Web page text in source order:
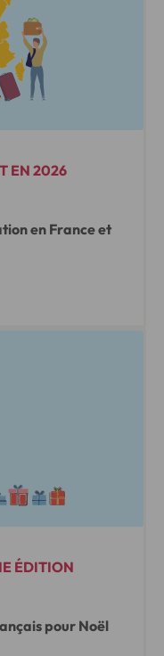
EN 2026
en France et
ÉDITION
pour Noël